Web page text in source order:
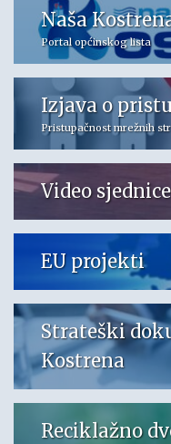
Naša
Portal općinskog lista
Izjava o
Pristupačnost mrežnih
Video sjednice
EU projekti
Strateški
Kostrena
Reciklažno